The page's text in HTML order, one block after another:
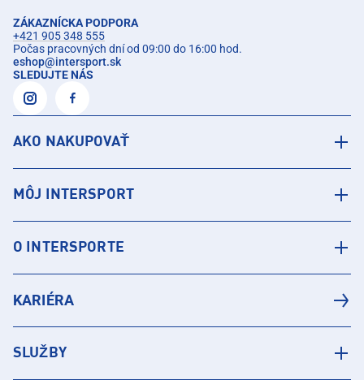
ZÁKAZNÍCKA PODPORA
+421 905 348 555
Počas pracovných dní od 09:00 do 16:00 hod.
eshop@intersport.sk
SLEDUJTE NÁS
AKO NAKUPOVAŤ
MÔJ INTERSPORT
O INTERSPORTE
KARIÉRA
SLUŽBY